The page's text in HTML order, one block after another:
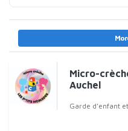
Micro-
Auchel
Garde d’enfant